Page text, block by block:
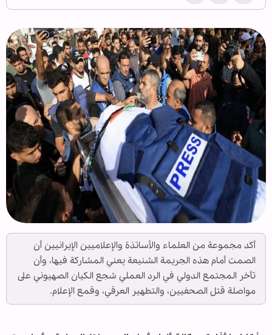
أكد مجموعة من العلماء والأساتذة والإعلاميين الإيرانيين أن
الصمت أمام هذه الجريمة الشنيعة يعني المشاركة فيها، وأن
تأخر المجتمع الدولي في الرد العملي شجع الكيان الصهيوني على
مواصلة قتل الصحفيين، والتطهير العرقي، وقمع الإعلام.